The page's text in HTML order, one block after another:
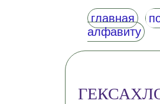
главная
алфавиту